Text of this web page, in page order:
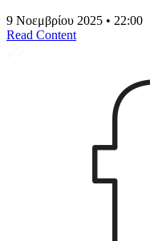
9 Νοεμβρίου 2025 • 22:00
Read Content